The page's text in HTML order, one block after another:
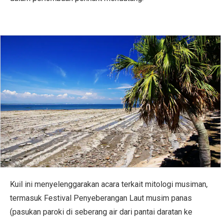
Kuil ini menyelenggarakan acara terkait mitologi musiman,
termasuk Festival Penyeberangan Laut musim panas
(pasukan paroki di seberang air dari pantai daratan ke